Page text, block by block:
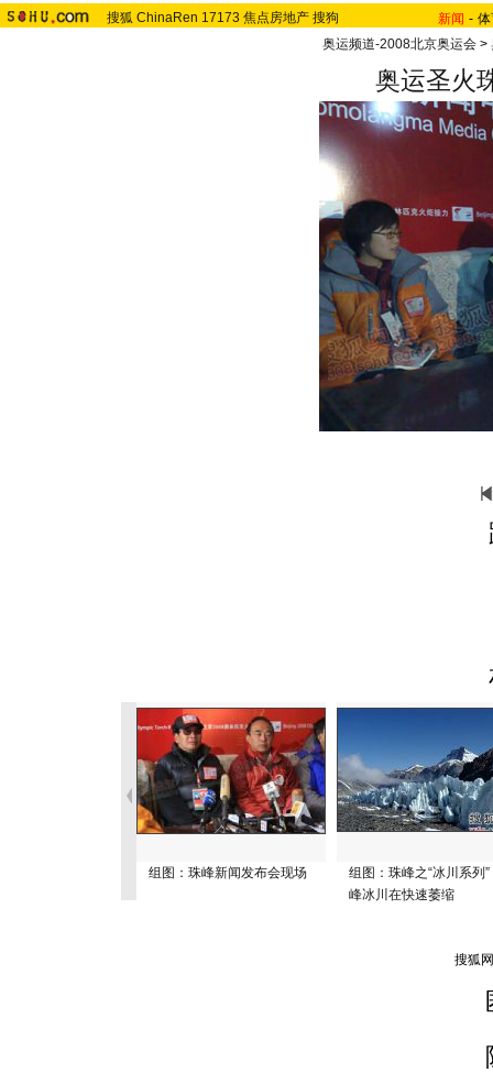
搜狐 ChinaRen 17173 焦点房地产 搜狗 新闻 -
奥运频道-2008北京奥运会>
奥运圣火
组图：珠峰新闻发布会现场
组图：珠峰之“冰川系列”
峰冰川在快速萎缩